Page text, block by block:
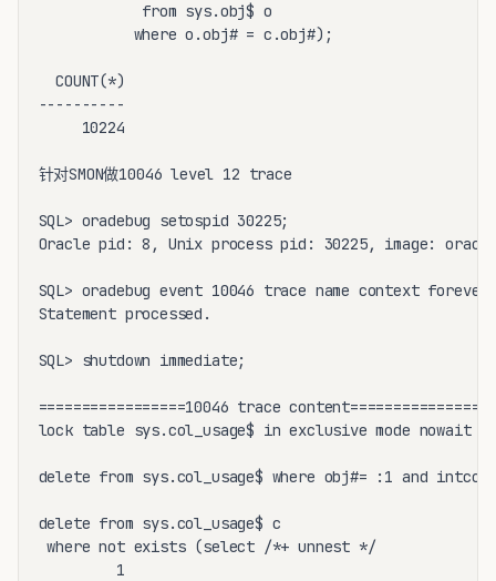
            from sys.obj$ o
           where o.obj# = c.obj#);
  COUNT(*)
----------
     10224
针对SMON做10046 level 12 trace
SQL> oradebug setospid 30225;
Oracle pid: 8, Unix process pid: 30225, image:
SQL> oradebug event 10046 trace name context
Statement processed.
SQL> shutdown immediate;
=================10046 trace
lock table sys.col_usage$ in exclusive mode nowait
delete from sys.col_usage$ where obj#= :1 and
delete from sys.col_usage$ c
where not exists (select /*+ unnest */
         1